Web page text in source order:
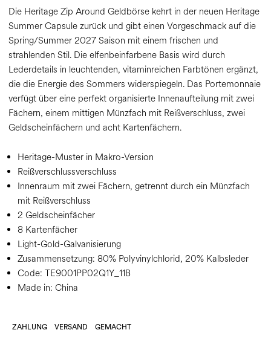
Die Heritage Zip Around Geldbörse kehrt in der neuen Heritage
Summer Capsule zurück und gibt einen Vorgeschmack auf die
Spring/Summer 2027 Saison mit einem frischen und
strahlenden Stil. Die elfenbeinfarbene Basis wird durch
Lederdetails in leuchtenden, vitaminreichen Farbtönen ergänzt,
die die Energie des Sommers widerspiegeln. Das Portemonnaie
verfügt über eine perfekt organisierte Innenaufteilung mit zwei
Fächern, einem mittigen Münzfach mit Reißverschluss, zwei
Geldscheinfächern und acht Kartenfächern.
Heritage-Muster in Makro-Version
Reißverschlussverschluss
Innenraum mit zwei Fächern, getrennt durch ein Münzfach
mit Reißverschluss
2 Geldscheinfächer
8 Kartenfächer
Light-Gold-Galvanisierung
Zusammensetzung: 80% Polyvinylchlorid, 20% Kalbsleder
Code: TE9001PP02Q1Y_11B
Made in: China
ZAHLUNG VERSAND GEMACHT